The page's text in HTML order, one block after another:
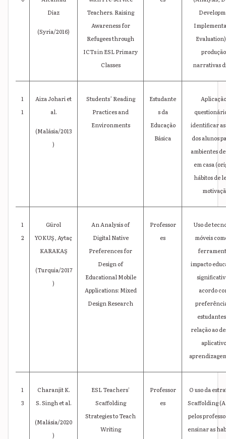
Diaz
(Syria/2016)
Teachers. Raising
Awareness for
Refugees through
ICTs in ESL Primary
Classes
narrativas
1
1
Aiza Johari et
al.
(Malásia/2013
)
Students’ Reading
Practices and
Environments
Estudante
s da
Educação
Básica
identificar
dos alunos
ambientes
em casa
hábitos de
1
2
Gürol
YOKUŞ, Aytaç
KARAKAŞ
(Turquia/2017
)
An Analysis of
Digital Native
Preferences for
Design of
Educational Mobile
Applications: Mixed
Design Research
Professor
es
Uso de
móveis
impacto
acordo
relação ao
1
3
Charanjit K.
S. Singh et al.
(Malásia/2020
)
ESL Teachers'
Scaffolding
Strategies to Teach
Writing
Professor
es
O uso da
Scaffolding
pelos
ensinar as